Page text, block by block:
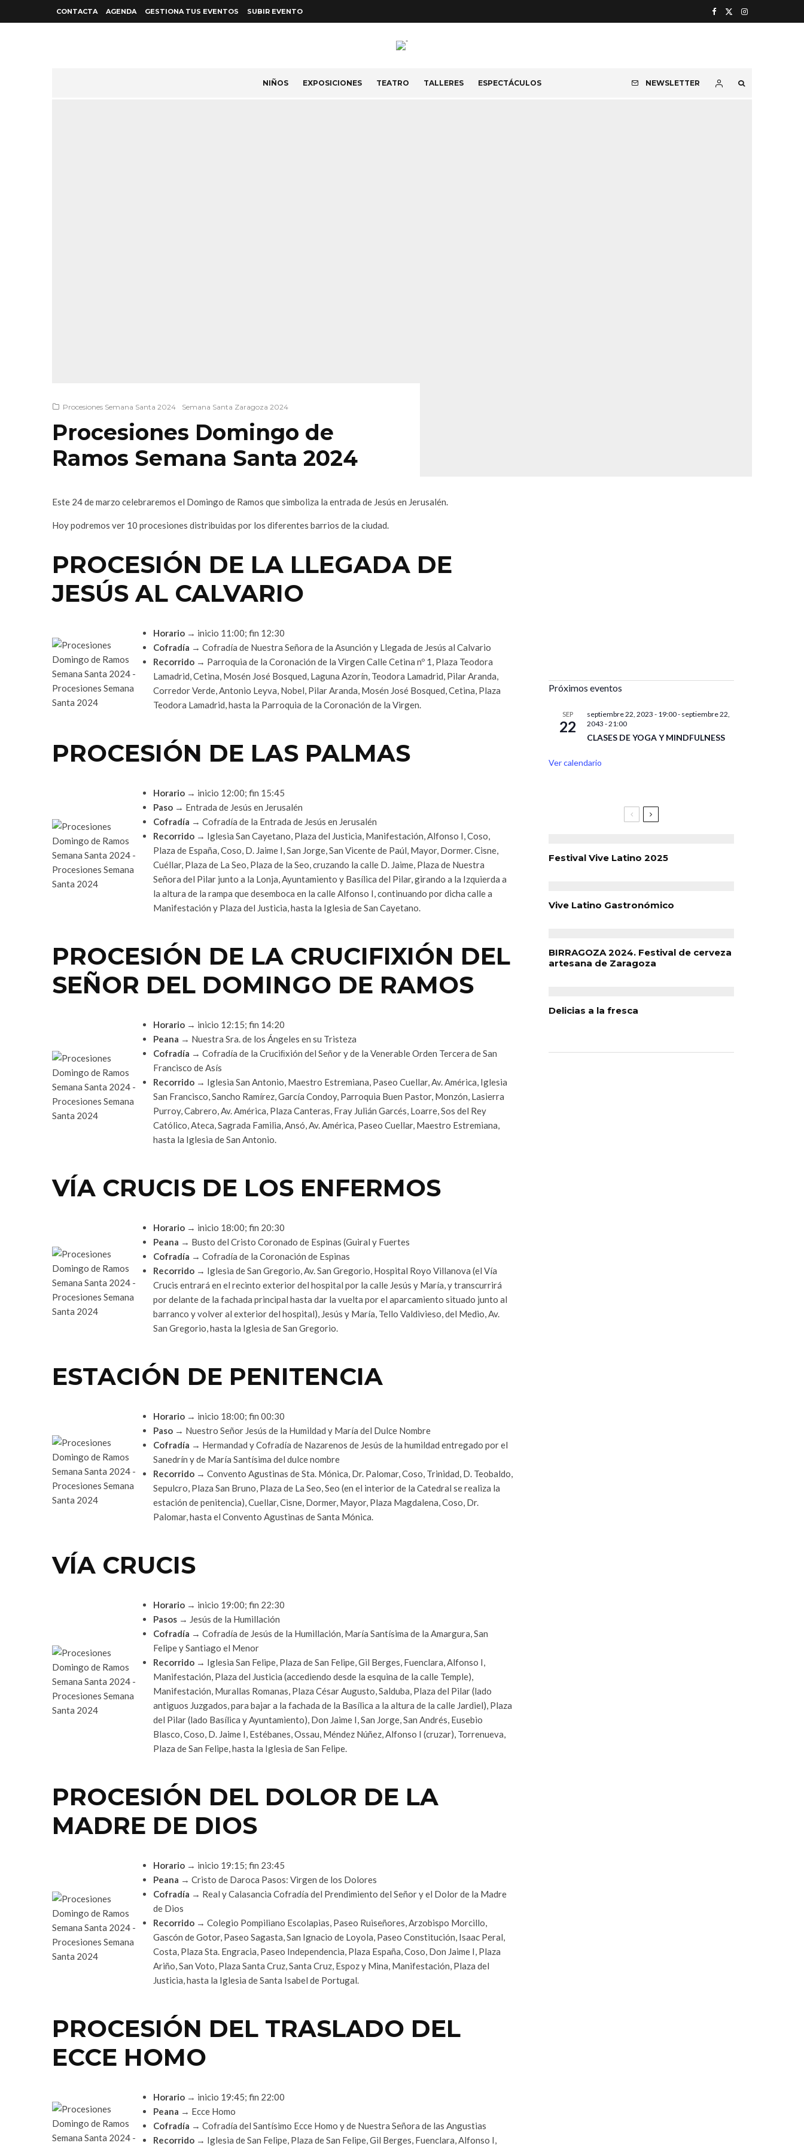
CONTACTA AGENDA GESTIONA TUS EVENTOS SUBIR EVENTO
NIÑOS EXPOSICIONES TEATRO TALLERES ESPECTÁCULOS NEWSLETTER
Procesiones Semana Santa 2024 Semana Santa Zaragoza 2024
Procesiones Domingo de
Ramos Semana Santa 2024
Este 24 de marzo celebraremos el Domingo de Ramos que simboliza la entrada de Jesús en Jerusalén.
Hoy podremos ver 10 procesiones distribuidas por los diferentes barrios de la ciudad.
PROCESIÓN DE LA LLEGADA DE
JESÚS AL CALVARIO
Horario → inicio 11:00; fin 12:30
Cofradía → Cofradía de Nuestra Señora de la Asunción y Llegada de Jesús al Calvario
Recorrido → Parroquia de la Coronación de la Virgen Calle Cetina nº 1, Plaza Teodora
Lamadrid, Cetina, Mosén José Bosqued, Laguna Azorín, Teodora Lamadrid, Pilar Aranda,
Corredor Verde, Antonio Leyva, Nobel, Pilar Aranda, Mosén José Bosqued, Cetina, Plaza
Teodora Lamadrid, hasta la Parroquia de la Coronación de la Virgen.
PROCESIÓN DE LAS PALMAS
Horario → inicio 12:00; fin 15:45
Paso → Entrada de Jesús en Jerusalén
Cofradía → Cofradía de la Entrada de Jesús en Jerusalén
Recorrido → Iglesia San Cayetano, Plaza del Justicia, Manifestación, Alfonso I, Coso,
Plaza de España, Coso, D. Jaime I, San Jorge, San Vicente de Paúl, Mayor, Dormer. Cisne,
Cuéllar, Plaza de La Seo, Plaza de la Seo, cruzando la calle D. Jaime, Plaza de Nuestra
Señora del Pilar junto a la Lonja, Ayuntamiento y Basílica del Pilar, girando a la Izquierda a
la altura de la rampa que desemboca en la calle Alfonso I, continuando por dicha calle a
Manifestación y Plaza del Justicia, hasta la Iglesia de San Cayetano.
PROCESIÓN DE LA CRUCIFIXIÓN DEL
SEÑOR DEL DOMINGO DE RAMOS
Horario → inicio 12:15; fin 14:20
Peana → Nuestra Sra. de los Ángeles en su Tristeza
Cofradía → Cofradía de la Cruciﬁxión del Señor y de la Venerable Orden Tercera de San
Francisco de Asís
Recorrido → Iglesia San Antonio, Maestro Estremiana, Paseo Cuellar, Av. América, Iglesia
San Francisco, Sancho Ramírez, García Condoy, Parroquia Buen Pastor, Monzón, Lasierra
Purroy, Cabrero, Av. América, Plaza Canteras, Fray Julián Garcés, Loarre, Sos del Rey
Católico, Ateca, Sagrada Familia, Ansó, Av. América, Paseo Cuellar, Maestro Estremiana,
hasta la Iglesia de San Antonio.
VÍA CRUCIS DE LOS ENFERMOS
Horario → inicio 18:00; fin 20:30
Peana → Busto del Cristo Coronado de Espinas (Guiral y Fuertes
Cofradía → Cofradía de la Coronación de Espinas
Recorrido → Iglesia de San Gregorio, Av. San Gregorio, Hospital Royo Villanova (el Vía
Crucis entrará en el recinto exterior del hospital por la calle Jesús y María, y transcurrirá
por delante de la fachada principal hasta dar la vuelta por el aparcamiento situado junto al
barranco y volver al exterior del hospital), Jesús y María, Tello Valdivieso, del Medio, Av.
San Gregorio, hasta la Iglesia de San Gregorio.
ESTACIÓN DE PENITENCIA
Horario → inicio 18:00; fin 00:30
Paso → Nuestro Señor Jesús de la Humildad y María del Dulce Nombre
Cofradía → Hermandad y Cofradía de Nazarenos de Jesús de la humildad entregado por el
Sanedrín y de María Santísima del dulce nombre
Recorrido → Convento Agustinas de Sta. Mónica, Dr. Palomar, Coso, Trinidad, D. Teobaldo,
Sepulcro, Plaza San Bruno, Plaza de La Seo, Seo (en el interior de la Catedral se realiza la
estación de penitencia), Cuellar, Cisne, Dormer, Mayor, Plaza Magdalena, Coso, Dr.
Palomar, hasta el Convento Agustinas de Santa Mónica.
VÍA CRUCIS
Horario → inicio 19:00; fin 22:30
Pasos → Jesús de la Humillación
Cofradía → Cofradía de Jesús de la Humillación, María Santísima de la Amargura, San
Felipe y Santiago el Menor
Recorrido → Iglesia San Felipe, Plaza de San Felipe, Gil Berges, Fuenclara, Alfonso I,
Manifestación, Plaza del Justicia (accediendo desde la esquina de la calle Temple),
Manifestación, Murallas Romanas, Plaza César Augusto, Salduba, Plaza del Pilar (lado
antiguos Juzgados, para bajar a la fachada de la Basílica a la altura de la calle Jardiel), Plaza
del Pilar (lado Basílica y Ayuntamiento), Don Jaime I, San Jorge, San Andrés, Eusebio
Blasco, Coso, D. Jaime I, Estébanes, Ossau, Méndez Núñez, Alfonso I (cruzar), Torrenueva,
Plaza de San Felipe, hasta la Iglesia de San Felipe.
PROCESIÓN DEL DOLOR DE LA
MADRE DE DIOS
Horario → inicio 19:15; fin 23:45
Peana → Cristo de Daroca Pasos: Virgen de los Dolores
Cofradía → Real y Calasancia Cofradía del Prendimiento del Señor y el Dolor de la Madre
de Dios
Recorrido → Colegio Pompiliano Escolapias, Paseo Ruiseñores, Arzobispo Morcillo,
Gascón de Gotor, Paseo Sagasta, San Ignacio de Loyola, Paseo Constitución, Isaac Peral,
Costa, Plaza Sta. Engracia, Paseo Independencia, Plaza España, Coso, Don Jaime I, Plaza
Ariño, San Voto, Plaza Santa Cruz, Santa Cruz, Espoz y Mina, Manifestación, Plaza del
Justicia, hasta la Iglesia de Santa Isabel de Portugal.
PROCESIÓN DEL TRASLADO DEL
ECCE HOMO
Horario → inicio 19:45; fin 22:00
Peana → Ecce Homo
Cofradía → Cofradía del Santísimo Ecce Homo y de Nuestra Señora de las Angustias
Recorrido → Iglesia de San Felipe, Plaza de San Felipe, Gil Berges, Fuenclara, Alfonso I,
Próximos eventos
SEP
22
septiembre 22, 2023 - 19:00- septiembre 22,
2043 - 21:00
CLASES DE YOGA Y MINDFULNESS
Ver calendario
Festival Vive Latino 2025
Vive Latino Gastronómico
BIRRAGOZA 2024. Festival de cerveza
artesana de Zaragoza
Delicias a la fresca